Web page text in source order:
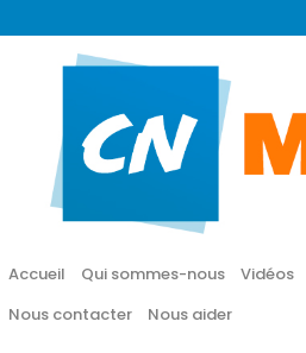
Accueil Qui sommes-nous Vidéos
Nous contacter
Nous aider
CN
Une vie nouvelle en
Vidéos